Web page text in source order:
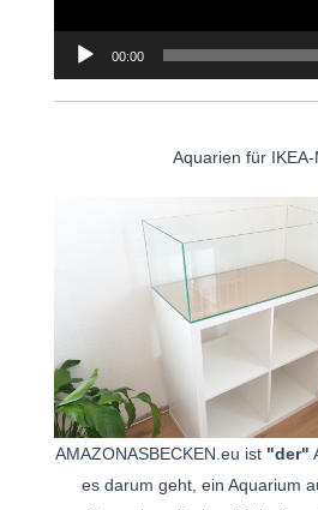
00:00
Aquarien für IKEA-
AMAZONASBECKEN.eu ist "der"
es darum geht, ein Aquarium